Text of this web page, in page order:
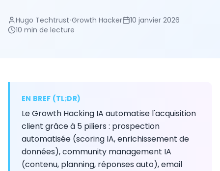
Hugo Techtrust•Growth Hacker
10 janvier 2026
10 min de lecture
EN BREF (TL;DR)
Le Growth Hacking IA automatise l'acquisition
client grâce à 5 piliers : prospection
automatisée (scoring IA, enrichissement de
données), community management IA
(contenu, planning, réponses auto), email